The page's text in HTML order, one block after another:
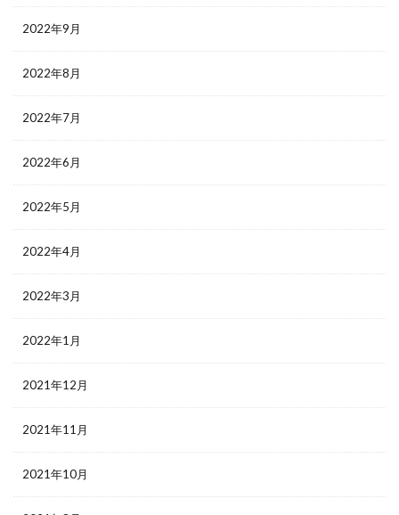
2022年9月
2022年8月
2022年7月
2022年6月
2022年5月
2022年4月
2022年3月
2022年1月
2021年12月
2021年11月
2021年10月